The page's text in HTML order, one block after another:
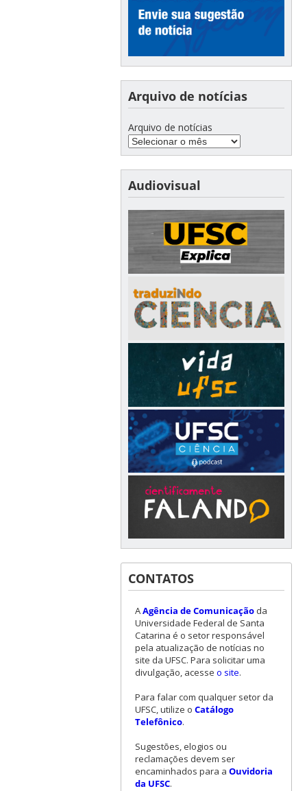
Arquivo de notícias
Arquivo de notícias
Audiovisual
CONTATOS
AAgência de Comunicaçãoda
Universidade Federal de Santa
Catarina é o setor responsável
pela atualização de notícias no
site da UFSC. Para solicitar uma
divulgação, acesse o site.
Para falar com qualquer setor da
UFSC, utilize o Catálogo
Telefônico.
Sugestões, elogios ou
reclamações devem ser
encaminhados para a Ouvidoria
da UFSC.